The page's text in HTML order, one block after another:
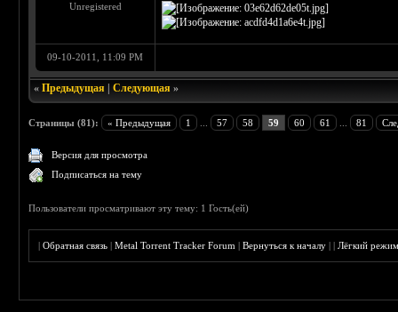
Unregistered
09-10-2011, 11:09 PM
«Предыдущая |Следующая »
Страницы (81): « Предыдущая 1 57 58 59 60 61 81
Версия для просмотра
Подписаться на тему
Пользователи просматривают эту тему: 1 Гость(ей)
|Обратная связь |Metal Torrent Tracker Forum |Вернуться к началу ||Лёгкий